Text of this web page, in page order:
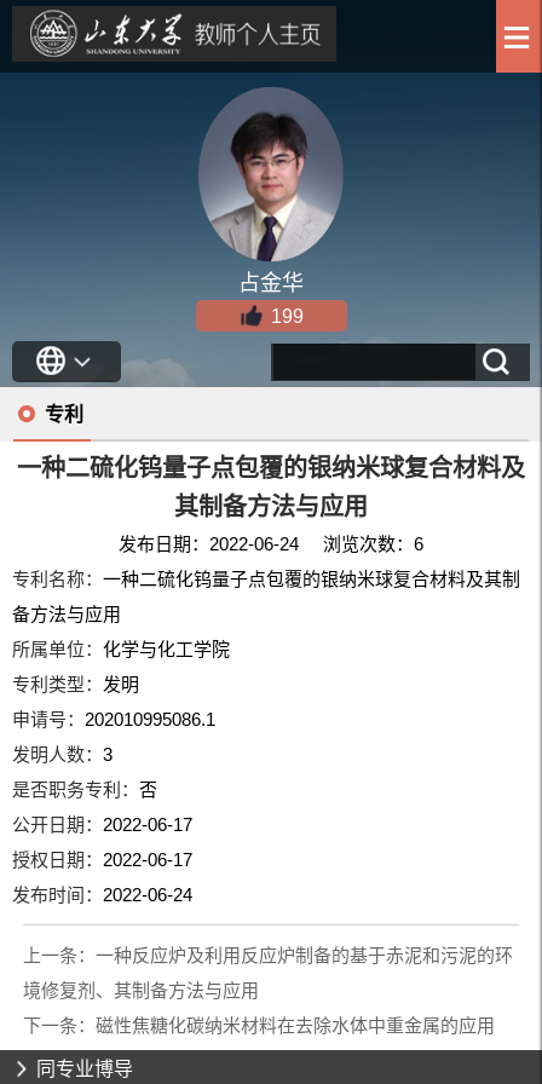
占金华
199
专利
一种二硫化钨量子点包覆的银纳米球复合材料及
其制备方法与应用
发布日期：2022-06-24 浏览次数： 6
专利名称：一种二硫化钨量子点包覆的银纳米球复合材料及其制
备方法与应用
所属单位：化学与化工学院
专利类型： 发明
申请号： 202010995086.1
发明人数：3
是否职务专利：否
公开日期： 2022-06-17
授权日期： 2022-06-17
发布时间： 2022-06-24
上一条： 一种反应炉及利用反应炉制备的基于赤泥和污泥的环
境修复剂、其制备方法与应用
下一条： 磁性焦糖化碳纳米材料在去除水体中重金属的应用
同专业博导